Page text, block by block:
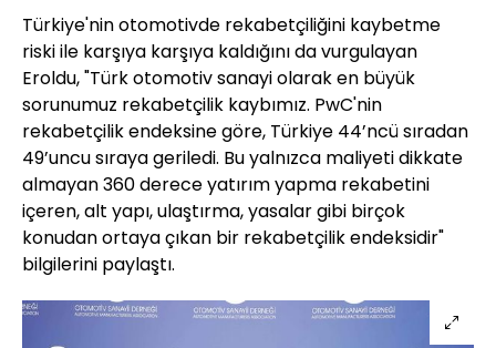
Türkiye'nin otomotivde rekabetçiliğini kaybetme
riski ile karşıya karşıya kaldığını da vurgulayan
Eroldu, "Türk otomotiv sanayi olarak en büyük
sorunumuz rekabetçilik kaybımız. PwC'nin
rekabetçilik endeksine göre, Türkiye 44’ncü sıradan
49’uncu sıraya geriledi. Bu yalnızca maliyeti dikkate
almayan 360 derece yatırım yapma rekabetini
içeren, alt yapı, ulaştırma, yasalar gibi birçok
konudan ortaya çıkan bir rekabetçilik endeksidir"
bilgilerini paylaştı.